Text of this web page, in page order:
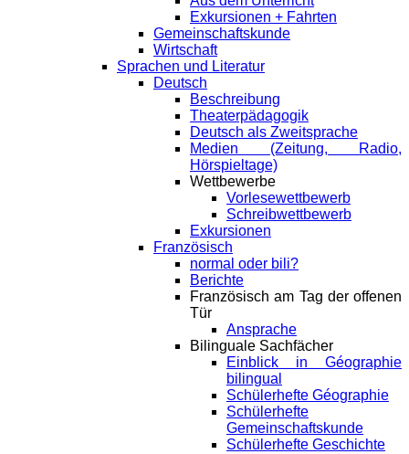
Exkursionen + Fahrten
Gemeinschaftskunde
Wirtschaft
Sprachen und Literatur
Deutsch
Beschreibung
Theaterpädagogik
Deutsch als Zweitsprache
Medien (Zeitung, Radio,
Hörspieltage)
Wettbewerbe
Vorlesewettbewerb
Schreibwettbewerb
Exkursionen
Französisch
normal oder bili?
Berichte
Französisch am Tag der offenen
Tür
Ansprache
Bilinguale Sachfächer
Einblick in Géographie
bilingual
Schülerhefte Géographie
Schülerhefte
Gemeinschaftskunde
Schülerhefte Geschichte